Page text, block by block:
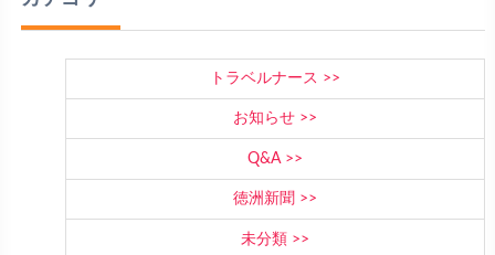
トラベルナース
お知らせ
Q&A
徳洲新聞
未分類